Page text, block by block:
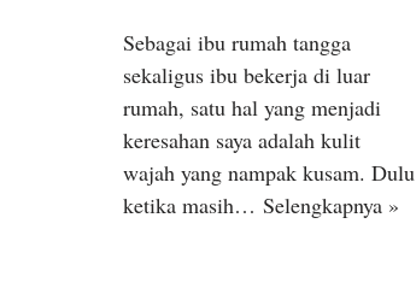
Sebagai ibu rumah tangga
sekaligus ibu bekerja di luar
rumah, satu hal yang menjadi
keresahan saya adalah kulit
wajah yang nampak kusam. Dulu
ketika masih… Selengkapnya »